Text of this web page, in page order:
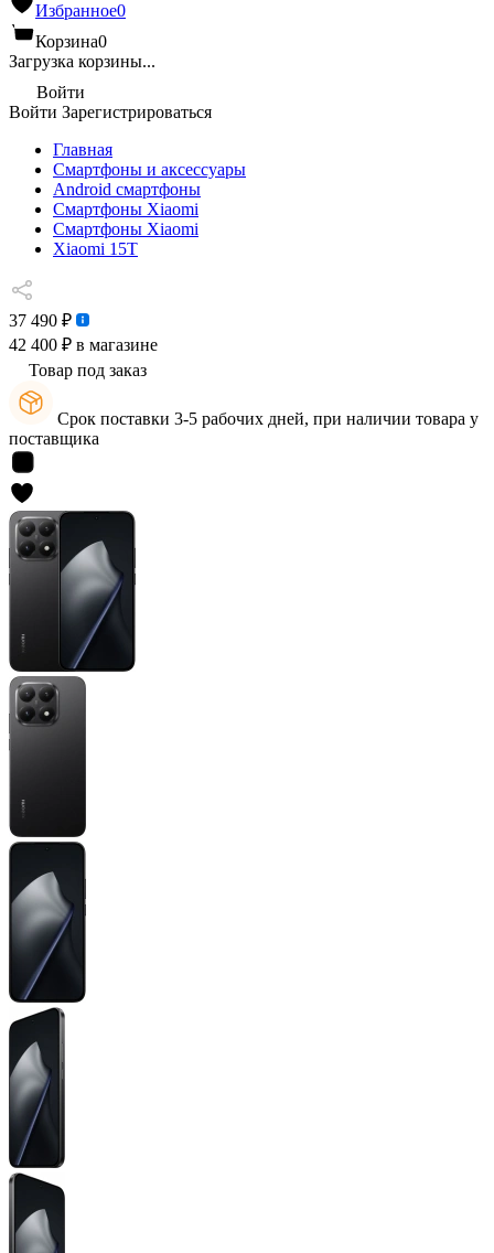
Избранное0
Корзина0
Загрузка корзины...
Войти
Войти Зарегистрироваться
Главная
Смартфоны и аксессуары
Android cмартфоны
Смартфоны Xiaomi
Смартфоны Xiaomi
Xiaomi 15T
37 490 ₽
42 400 ₽ в магазине
Товар под заказ
Срок поставки 3-5 рабочих дней, при наличии товара у
поставщика